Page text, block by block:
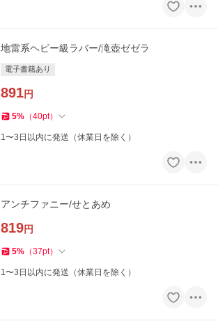
地雷系ヘビー級ラバー/滝壺ゼゼラ
電子書籍あり
891円
5% （40pt）
1〜3日以内に発送（休業日を除く）
アンチファニー/せとあめ
819円
5% （37pt）
1〜3日以内に発送（休業日を除く）